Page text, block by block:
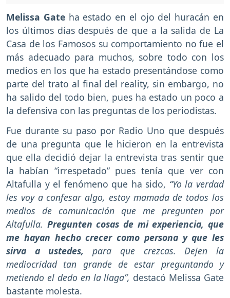
Melissa Gateha estado en el ojo del huracán en
los últimos días después de que a la salida de La
Casa de los Famosos su comportamiento no fue el
más adecuado para muchos, sobre todo con los
medios en los que ha estado presentándose como
parte del trato al final del reality, sin embargo, no
ha salido del todo bien, pues ha estado un poco a
la defensiva con las preguntas de los periodistas.
Fue durante su paso por Radio Uno que después
de una pregunta que le hicieron en la entrevista
que ella decidió dejar la entrevista tras sentir que
la habían “irrespetado” pues tenía que ver con
Altafulla y el fenómeno que ha sido, “Yo la verdad
les voy a confesar algo, estoy mamada de todos los
medios de comunicación que me pregunten por
Altafulla. Pregunten cosas de mi experiencia, que
me hayan hecho crecer como persona y que les
sirva a ustedes, para que crezcas. Dejen la
mediocridad tan grande de estar preguntando y
metiendo el dedo en la llaga”, destacó Melissa Gate
bastante molesta.